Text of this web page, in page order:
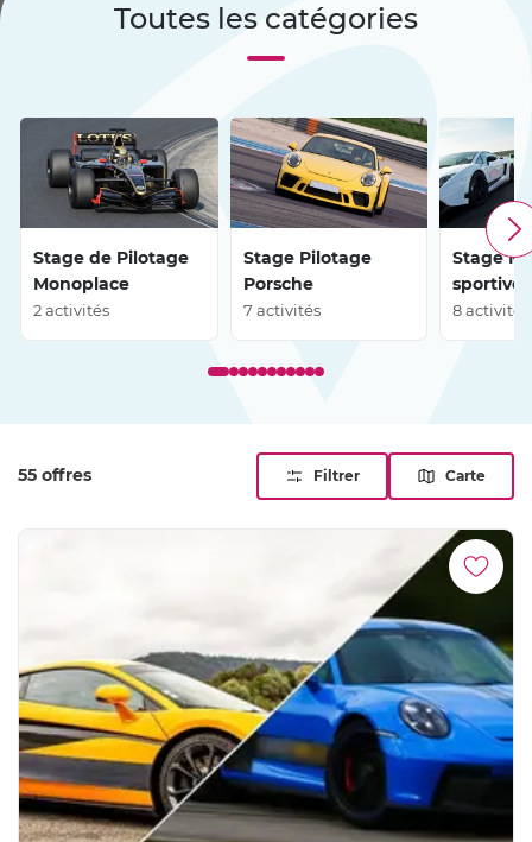
profiter d’un territoire connu pour ses routes, ses reliefs
Toutes les catégories
Stage de Pilotage
Monoplace
2 activités
Stage Pilotage
Porsche
7 activités
Stage
sportives
8 activités
55 offres Filtrer Carte